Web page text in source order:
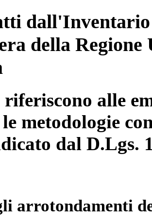
dall'Inventario
della
alle
metodologie
dal D.Lgs.
arrotondamenti